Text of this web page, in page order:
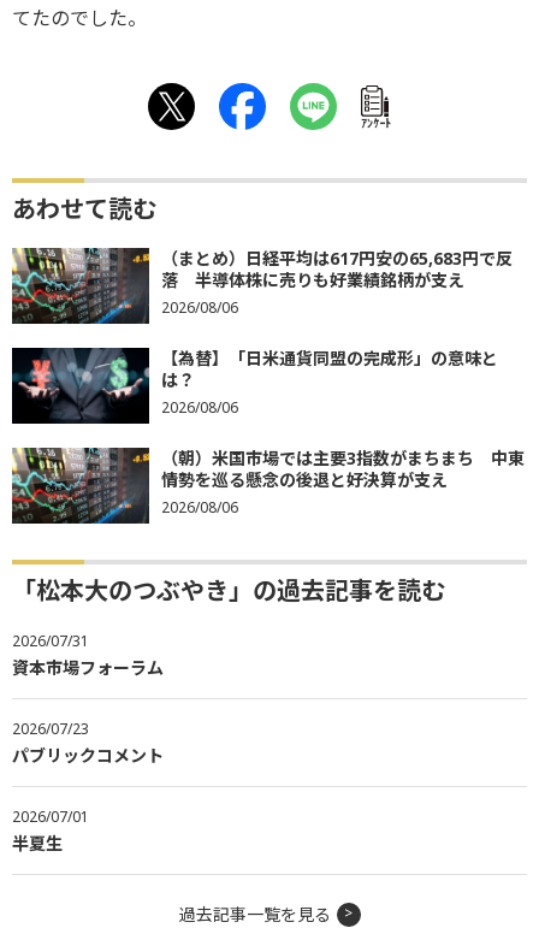
てたのでした。
ｱﾝｹｰﾄ
あわせて読む
（まとめ）日経平均は617円安の65,683円で反
落 半導体株に売りも好業績銘柄が支え
2026/08/06
【為替】「日米通貨同盟の完成形」の意味と
は？
2026/08/06
（朝）米国市場では主要3指数がまちまち 中東
情勢を巡る懸念の後退と好決算が支え
2026/08/06
「松本大のつぶやき」の過去記事を読む
2026/07/31
資本市場フォーラム
2026/07/23
パブリックコメント
2026/07/01
半夏生
過去記事一覧を見る